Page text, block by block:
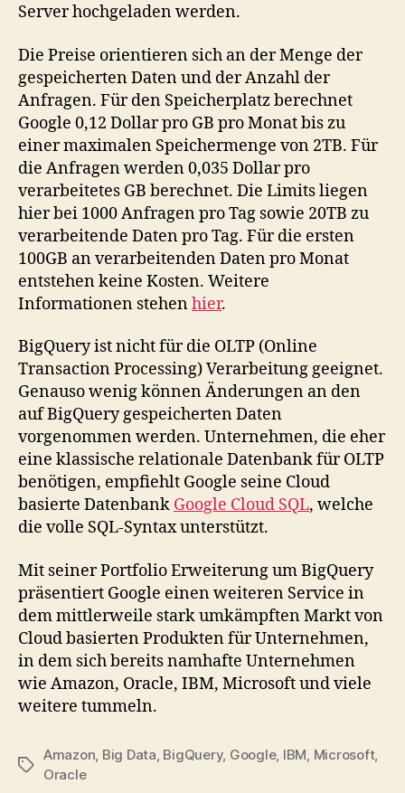
Server hochgeladen werden.
Die Preise orientieren sich an der Menge der
gespeicherten Daten und der Anzahl der
Anfragen. Für den Speicherplatz berechnet
Google 0,12 Dollar pro GB pro Monat bis zu
einer maximalen Speichermenge von 2TB. Für
die Anfragen werden 0,035 Dollar pro
verarbeitetes GB berechnet. Die Limits liegen
hier bei 1000 Anfragen pro Tag sowie 20TB zu
verarbeitende Daten pro Tag. Für die ersten
100GB an verarbeitenden Daten pro Monat
entstehen keine Kosten. Weitere
Informationen stehenhier.
BigQuery ist nicht für die OLTP (Online
Transaction Processing) Verarbeitung geeignet.
Genauso wenig können Änderungen an den
auf BigQuery gespeicherten Daten
vorgenommen werden. Unternehmen, die eher
eine klassische relationale Datenbank für OLTP
benötigen, empfiehlt Google seine Cloud
basierte Datenbank Google Cloud SQL, welche
die volle SQL-Syntax unterstützt.
Mit seiner Portfolio Erweiterung um BigQuery
präsentiert Google einen weiteren Service in
dem mittlerweile stark umkämpften Markt von
Cloud basierten Produkten für Unternehmen,
in dem sich bereits namhafte Unternehmen
wie Amazon, Oracle, IBM, Microsoft und viele
weitere tummeln.
Tags
Amazon Big Data BigQuery, Google, IBM Microsoft,
Oracle